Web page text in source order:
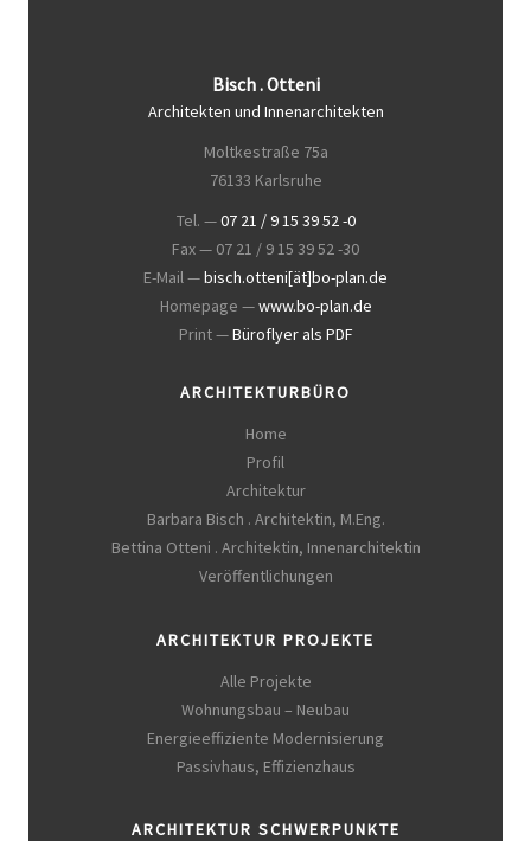
Bisch . Otteni
Architekten und Innenarchitekten
Moltkestraße 75a
76133 Karlsruhe
Tel. —07 21 / 9 15 39 52 -0
Fax — 07 21 / 9 15 39 52 -30
E-Mail —bisch.otteni[ät]bo-plan.de
Homepage —www.bo-plan.de
Print —Büroflyer als PDF
ARCHITEKTURBÜRO
Home
Profil
Architektur
Barbara Bisch . Architektin, M.Eng.
Bettina Otteni . Architektin, Innenarchitektin
Veröffentlichungen
ARCHITEKTUR PROJEKTE
Alle Projekte
Wohnungsbau – Neubau
Energieeffiziente Modernisierung
Passivhaus, Effizienzhaus
ARCHITEKTUR SCHWERPUNKTE